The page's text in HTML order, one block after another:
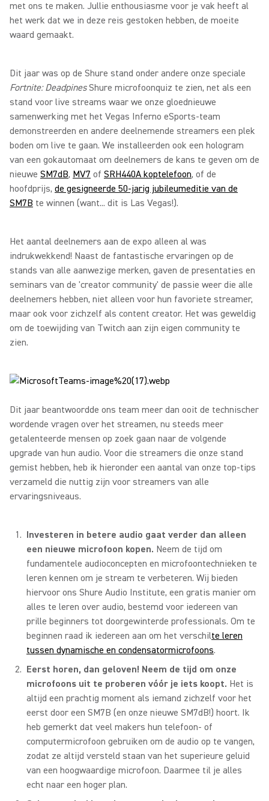
met ons te maken. Jullie enthousiasme voor je vak heeft al
het werk dat we in deze reis gestoken hebben, de moeite
waard gemaakt.
Dit jaar was op de Shure stand onder andere onze speciale
Fortnite: DeadpinesShure microfoonquiz te zien, net als een
stand voor live streams waar we onze gloednieuwe
samenwerking met het Vegas Inferno eSports-team
demonstreerden en andere deelnemende streamers een plek
boden om live te gaan. We installeerden ook een hologram
van een gokautomaat om deelnemers de kans te geven om de
nieuwe SM7dB, MV7 of SRH440A koptelefoon, of de
hoofdprijs, de gesigneerde 50-jarig jubileumeditie van de
SM7B te winnen (want... dit is Las Vegas!).
Het aantal deelnemers aan de expo alleen al was
indrukwekkend! Naast de fantastische ervaringen op de
stands van alle aanwezige merken, gaven de presentaties en
seminars van de 'creator community' de passie weer die alle
deelnemers hebben, niet alleen voor hun favoriete streamer,
maar ook voor zichzelf als content creator. Het was geweldig
om de toewijding van Twitch aan zijn eigen community te
zien.
Dit jaar beantwoordde ons team meer dan ooit de technischer
wordende vragen over het streamen, nu steeds meer
getalenteerde mensen op zoek gaan naar de volgende
upgrade van hun audio. Voor die streamers die onze stand
gemist hebben, heb ik hieronder een aantal van onze top-tips
verzameld die nuttig zijn voor streamers van alle
ervaringsniveaus.
Investeren in betere audio gaat verder dan alleen
een nieuwe microfoon kopen. Neem de tijd om
fundamentele audioconcepten en microfoontechnieken te
leren kennen om je stream te verbeteren. Wij bieden
hiervoor ons Shure Audio Institute, een gratis manier om
alles te leren over audio, bestemd voor iedereen van
prille beginners tot doorgewinterde professionals. Om te
beginnen raad ik iedereen aan om het verschilte leren
tussen dynamische en condensatormicrofoons.
Eerst horen, dan geloven! Neem de tijd om onze
microfoons uit te proberen vóór je iets koopt. Het is
altijd een prachtig moment als iemand zichzelf voor het
eerst door een SM7B (en onze nieuwe SM7dB!) hoort. Ik
heb gemerkt dat veel makers hun telefoon- of
computermicrofoon gebruiken om de audio op te vangen,
zodat ze altijd versteld staan van het superieure geluid
van een hoogwaardige microfoon. Daarmee til je alles
echt naar een hoger plan.